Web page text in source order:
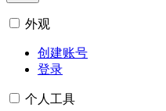
外观
创建账号
登录
个人工具